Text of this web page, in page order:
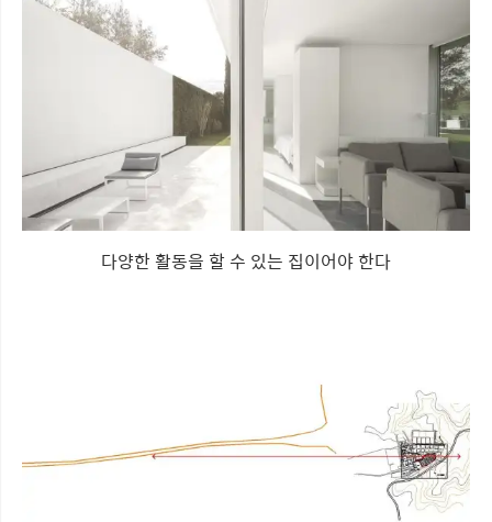
다양한 활동을 할 수 있는 집이어야 한다